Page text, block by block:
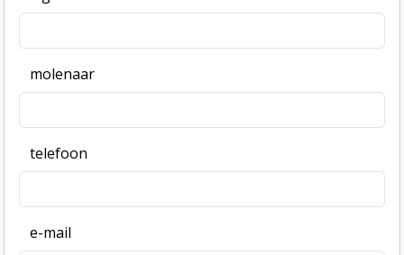
molenaar
telefoon
e-mail